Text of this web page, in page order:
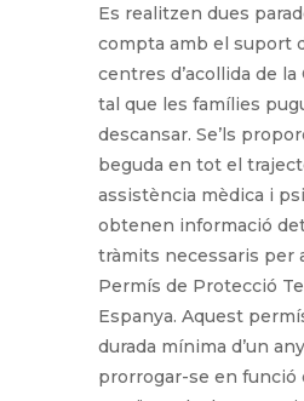
Es realitzen dues
compta amb el suport
centres d’acollida de la
tal que les famílies
descansar. Se’ls
beguda en tot el
assistència mèdica i
obtenen informació
tràmits necessaris per
Permís de Protecció
Espanya. Aquest
durada mínima d’un
prorrogar-se en funció